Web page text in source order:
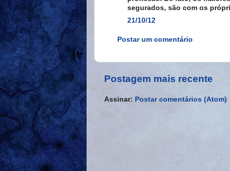
segurados, são com os
21/10/12
Postar um comentário
Postagem mais recente
Assinar: Postar comentários (Atom)